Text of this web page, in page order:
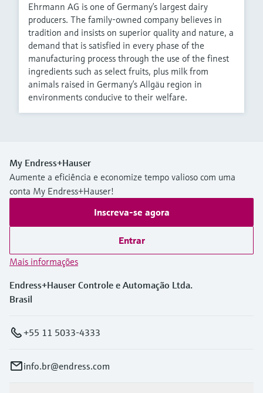
Ehrmann AG is one of Germany’s largest dairy
producers. The family-owned company believes in
tradition and insists on superior quality and nature, a
demand that is satisfied in every phase of the
manufacturing process through the use of the finest
ingredients such as select fruits, plus milk from
animals raised in Germany’s Allgäu region in
environments conducive to their welfare.
My Endress+Hauser
Aumente a eficiência e economize tempo valioso com uma
conta My Endress+Hauser!
Inscreva-se agora
Entrar
Mais informações
Endress+Hauser Controle e Automação Ltda.
Brasil
+55 11 5033-4333
info.br@endress.com